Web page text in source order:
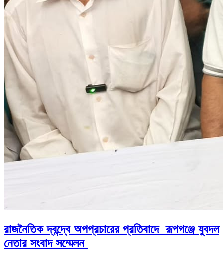
রাজনৈতিক দ্বন্দ্বে অপপ্রচারের প্রতিবাদে ‎রূপগঞ্জে যুবদল
নেতার সংবাদ সম্মেলন ‎